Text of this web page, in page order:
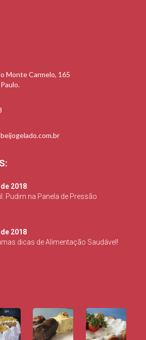
Monte Carmelo, 165
2018
Pudim na Panela de Pressão
2018
dicas de Alimentação Saudável!